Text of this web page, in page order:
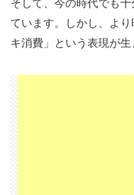
的」
は、
入」
そして、今の時代でも
ています。しかし、よ
キ消費」という表現が生